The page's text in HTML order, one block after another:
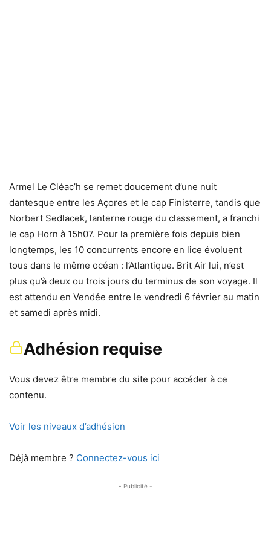
Armel Le Cléac’h se remet doucement d’une nuit
dantesque entre les Açores et le cap Finisterre, tandis que
Norbert Sedlacek, lanterne rouge du classement, a franchi
le cap Horn à 15h07. Pour la première fois depuis bien
longtemps, les 10 concurrents encore en lice évoluent
tous dans le même océan : l’Atlantique. Brit Air lui, n’est
plus qu’à deux ou trois jours du terminus de son voyage. Il
est attendu en Vendée entre le vendredi 6 février au matin
et samedi après midi.
Adhésion requise
Vous devez être membre du site pour accéder à ce
contenu.
Voir les niveaux d’adhésion
Déjà membre ? Connectez-vous ici
- Publicité -